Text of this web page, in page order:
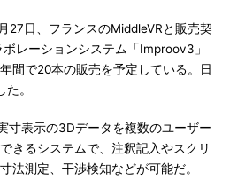
27日、フランスのMiddleVRと販売契
レーションシステム「Improov3」
間で20本の販売を予定している。日
。
表示の3Dデータを複数のユーザー
きるシステムで、注釈記入やスクリ
法測定、干渉検知などが可能だ。